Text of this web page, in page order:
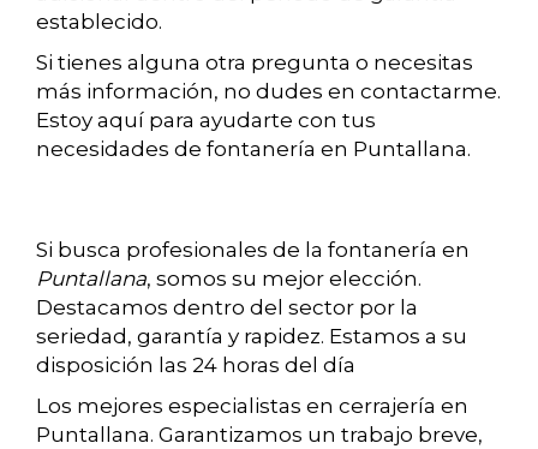
establecido.
Si tienes alguna otra pregunta o necesitas
más información, no dudes en contactarme.
Estoy aquí para ayudarte con tus
necesidades de fontanería en Puntallana.
Si busca profesionales de la fontanería en
Puntallana, somos su mejor elección.
Destacamos dentro del sector por la
seriedad, garantía y rapidez. Estamos a su
disposición las 24 horas del día
Los mejores especialistas en cerrajería en
Puntallana. Garantizamos un trabajo breve,